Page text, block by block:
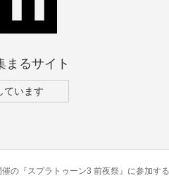
まるサイト
ています
の『スプラトゥーン3 前夜祭』に参加する